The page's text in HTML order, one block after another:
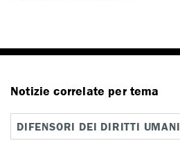
Notizie correlate per tema
DIFENSORI DEI DIRITTI UMANI